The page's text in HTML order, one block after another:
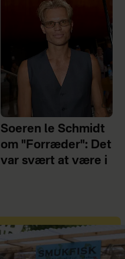
Soeren le Schmidt
om "Forræder": Det
var svært at være i